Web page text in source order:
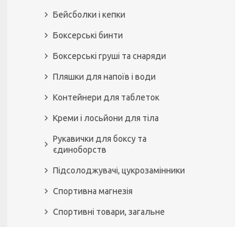
Бейсболки і кепки
Боксерські бинти
Боксерські груші та снаряди
Пляшки для напоїв і води
Контейнери для таблеток
Креми і лосьйони для тіла
Рукавички для боксу та
єдиноборств
Підсолоджувачі, цукрозамінники
Спортивна магнезія
Спортивні товари, загальне